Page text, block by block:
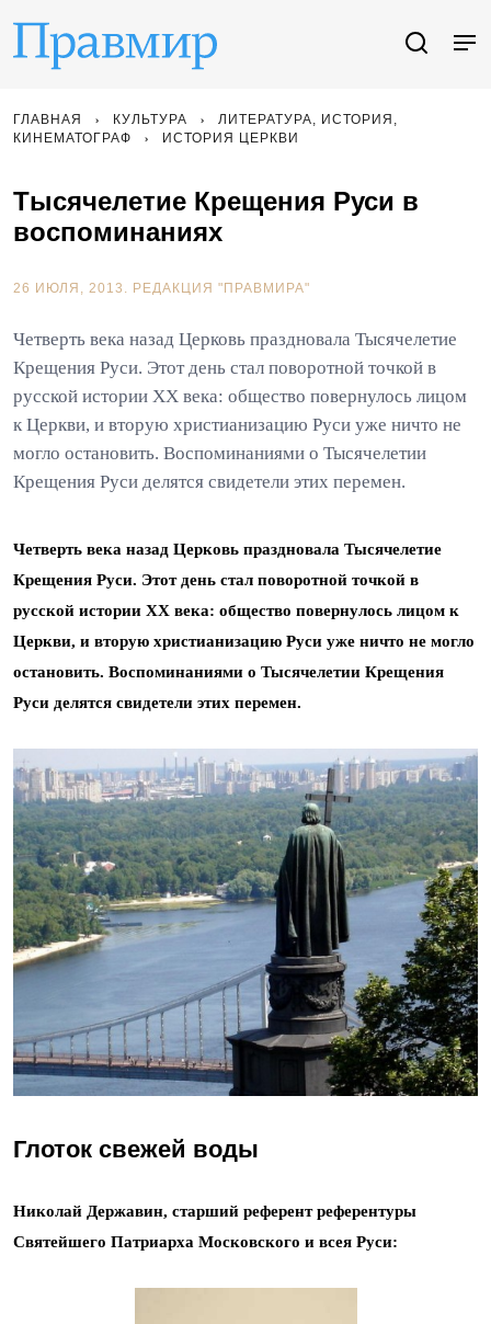
ГЛАВНАЯ КУЛЬТУРА
ЛИТЕРАТУРА, ИСТОРИЯ,
КИНЕМАТОГРАФ
ИСТОРИЯ ЦЕРКВИ
Тысячелетие Крещения Руси в
воспоминаниях
26 ИЮЛЯ, 2013. РЕДАКЦИЯ "ПРАВМИРА"
Четверть века назад Церковь праздновала Тысячелетие
Крещения Руси. Этот день стал поворотной точкой в
русской истории ХХ века: общество повернулось лицом
к Церкви, и вторую христианизацию Руси уже ничто не
могло остановить. Воспоминаниями о Тысячелетии
Крещения Руси делятся свидетели этих перемен.
Четверть века назад Церковь праздновала Тысячелетие
Крещения Руси. Этот день стал поворотной точкой в
русской истории ХХ века: общество повернулось лицом к
Церкви, и вторую христианизацию Руси уже ничто не могло
остановить. Воспоминаниями о Тысячелетии Крещения
Руси делятся свидетели этих перемен.
Глоток свежей воды
Николай Державин, старший референт референтуры
Святейшего Патриарха Московского и всея Руси: